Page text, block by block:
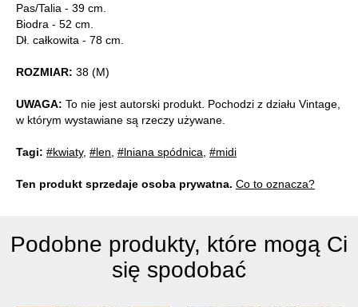
Pas/Talia - 39 cm.
Biodra - 52 cm.
Dł. całkowita - 78 cm.
ROZMIAR: 38 (M)
UWAGA: To nie jest autorski produkt. Pochodzi z działu Vintage,
w którym wystawiane są rzeczy używane.
Tagi: #kwiaty, #len #lniana spódnica #midi
Ten produkt sprzedaje osoba prywatna. Co to oznacza?
Podobne produkty, które mogą Ci
się spodobać